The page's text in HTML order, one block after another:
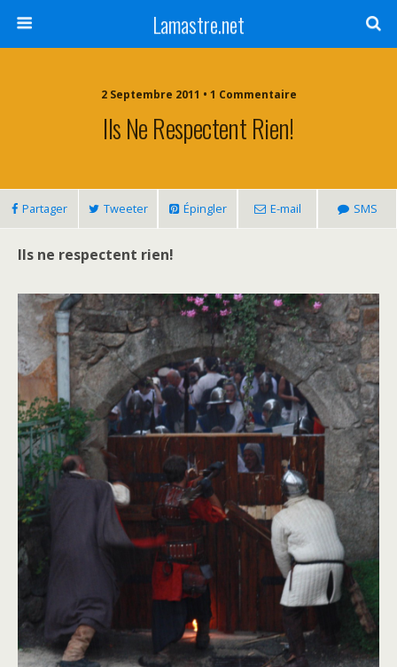
Lamastre.net
2 Septembre 2011 • 1 Commentaire
Ils Ne Respectent Rien!
Partager Tweeter Épingler E-mail SMS
Ils ne respectent rien!